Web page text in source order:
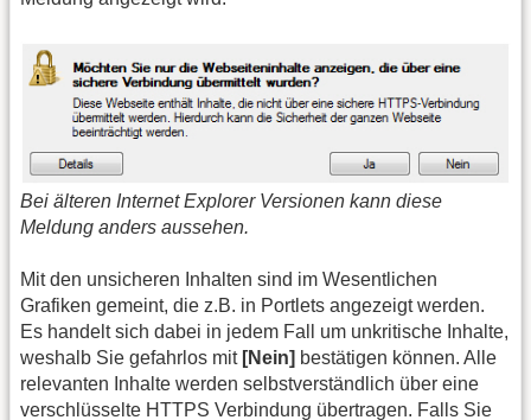
Bei älteren Internet Explorer Versionen kann diese
Meldung anders aussehen.
Mit den unsicheren Inhalten sind im Wesentlichen
Grafiken gemeint, die z.B. in Portlets angezeigt werden.
Es handelt sich dabei in jedem Fall um unkritische Inhalte,
weshalb Sie gefahrlos mit [Nein] bestätigen können. Alle
relevanten Inhalte werden selbstverständlich über eine
verschlüsselte HTTPS Verbindung übertragen. Falls Sie